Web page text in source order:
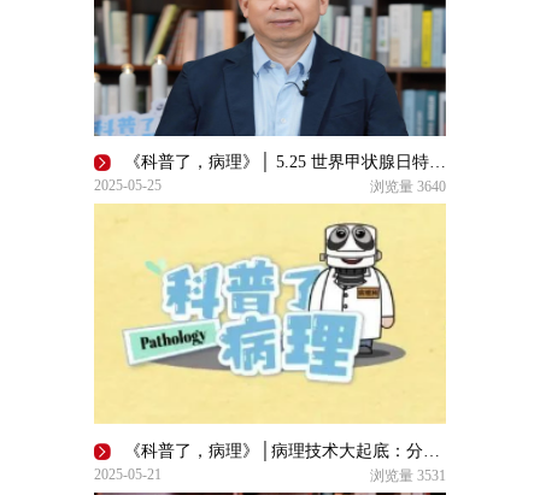
《科普了，病理》│ 5.25 世界甲状腺日特别关注——病理解码：甲状腺癌的“密钥”
2025-05-25 浏览量 3640
《科普了，病理》│病理技术大起底：分支探秘与流程 “狂飙”
2025-05-21 浏览量 3531